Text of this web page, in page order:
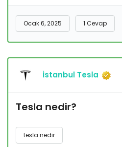
Ocak 6, 2025 1 Cevap
İstanbul Tesla
Tesla nedir?
tesla nedir